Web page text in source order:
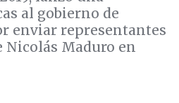
al gobierno de
enviar representantes
Nicolás Maduro en